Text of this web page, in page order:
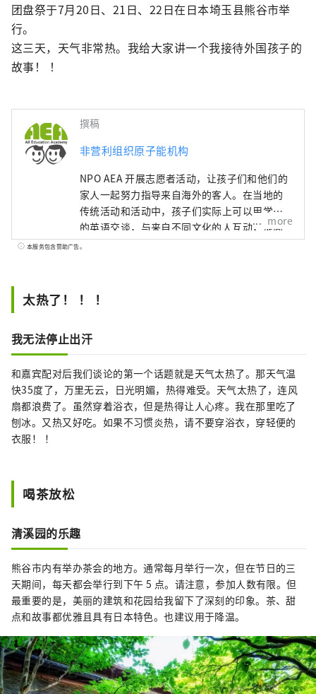
团盘祭于7月20日、21日、22日在日本埼玉县熊谷市举
行。
这三天，天气非常热。我给大家讲一个我接待外国孩子的
故事！ ！
撰稿
非营利组织原子能机构
NPO AEA 开展志愿者活动，让孩子们和他们的
家人一起努力指导来自海外的客人。在当地的
传统活动和活动中，孩子们实际上可以用学到
的英语交谈，与来自不同文化的人互动，提高
沟通能力，发展丰富的个性。我想在英语教育
more
本服务包含赞助广告。
太热了！ ！ ！
我无法停止出汗
和嘉宾配对后我们谈论的第一个话题就是天气太热了。那天气温
快35度了，万里无云，日光明媚，热得难受。天气太热了，连风
扇都浪费了。虽然穿着浴衣，但是热得让人心疼。我在那里吃了
刨冰。又热又好吃。如果不习惯炎热，请不要穿浴衣，穿轻便的
衣服！ ！
喝茶放松
清溪园的乐趣
熊谷市内有举办茶会的地方。通常每月举行一次，但在节日的三
天期间，每天都会举行到下午 5 点。请注意，参加人数有限。但
最重要的是，美丽的建筑和花园给我留下了深刻的印象。茶、甜
点和故事都优雅且具有日本特色。也建议用于降温。